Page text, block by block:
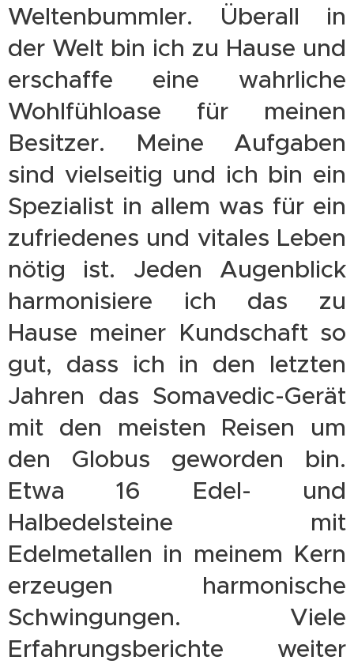
Weltenbummler. Überall in
der Welt bin ich zu Hause und
erschaffe eine wahrliche
Wohlfühloase für meinen
Besitzer. Meine Aufgaben
sind vielseitig und ich bin ein
Spezialist in allem was für ein
zufriedenes und vitales Leben
nötig ist. Jeden Augenblick
harmonisiere ich das zu
Hause meiner Kundschaft so
gut, dass ich in den letzten
Jahren das Somavedic-Gerät
mit den meisten Reisen um
den Globus geworden bin.
Etwa 16 Edel- und
Halbedelsteine mit
Edelmetallen in meinem Kern
erzeugen harmonische
Schwingungen. Viele
Erfahrungsberichte weiter